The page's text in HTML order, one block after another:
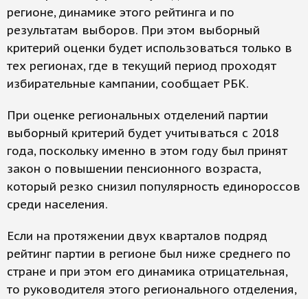
регионе, динамике этого рейтинга и по
результатам выборов. При этом выборный
критерий оценки будет использоваться только в
тех регионах, где в текущий период проходят
избирательные кампании, сообщает РБК.
При оценке региональных отделений партии
выборный критерий будет учитываться с 2018
года, поскольку именно в этом году был принят
закон о повышении пенсионного возраста,
который резко снизил популярность единороссов
среди населения.
Если на протяжении двух кварталов подряд
рейтинг партии в регионе был ниже среднего по
стране и при этом его динамика отрицательная,
то руководителя этого регионального отделения,